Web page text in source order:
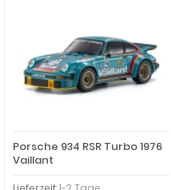
Porsche 934 RSR Turbo 1976
Vaillant